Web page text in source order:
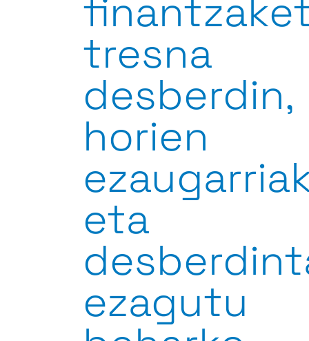
tresna
desberdin,
horien
eta
ezagutu